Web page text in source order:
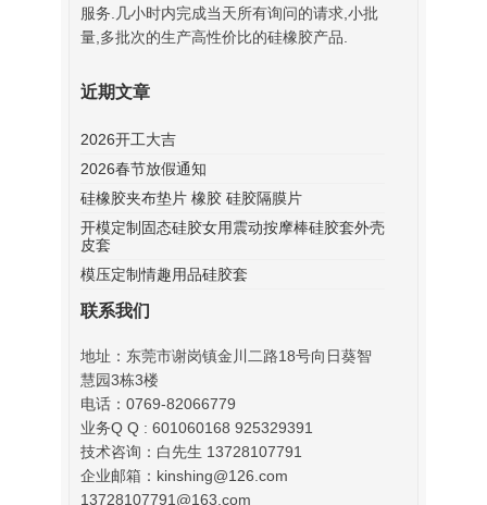
服务.几小时内完成当天所有询问的请求,小批
量,多批次的生产高性价比的硅橡胶产品.
近期文章
2026开工大吉
2026春节放假通知
硅橡胶夹布垫片 橡胶 硅胶隔膜片
开模定制固态硅胶女用震动按摩棒硅胶套外壳
皮套
模压定制情趣用品硅胶套
联系我们
地址：东莞市谢岗镇金川二路18号向日葵智
慧园3栋3楼
电话：0769-82066779
业务Q Q : 601060168 925329391
技术咨询：白先生 13728107791
企业邮箱：kinshing@126.com
13728107791@163.com